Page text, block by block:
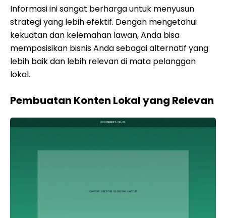
Informasi ini sangat berharga untuk menyusun
strategi yang lebih efektif. Dengan mengetahui
kekuatan dan kelemahan lawan, Anda bisa
memposisikan bisnis Anda sebagai alternatif yang
lebih baik dan lebih relevan di mata pelanggan
lokal.
Pembuatan Konten Lokal yang Relevan